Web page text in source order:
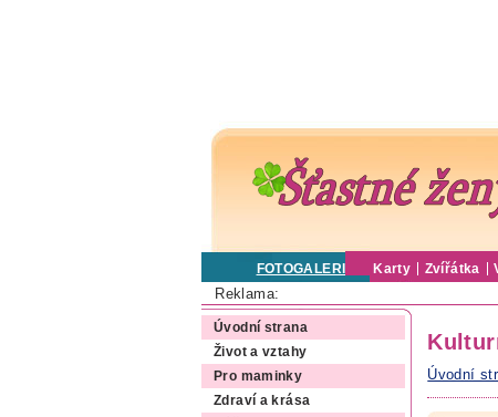
FOTOGALERIE Karty Zvířátka
Reklama:
Úvodní strana
Život a vztahy
Pro maminky
Zdraví a krása
Úvodní